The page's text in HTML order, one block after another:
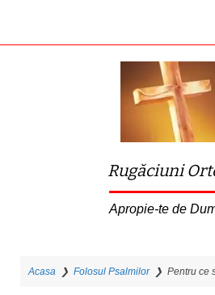
Rugăciuni
Apropie-te de
Acasa ❯ Folosul Psalmilor❯ Pentru ce